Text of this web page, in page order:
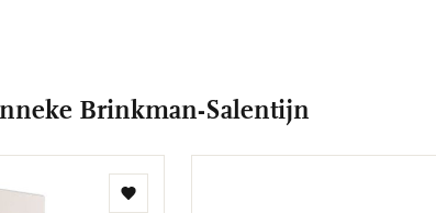
Brinkman-Salentijn
Toevoegen